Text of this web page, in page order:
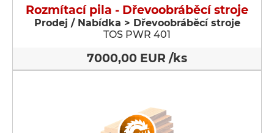
Rozmítací pila - Dřevoobráběcí stroje
Prodej / Nabídka > Dřevoobráběcí stroje
TOS PWR 401
7000,00 EUR /ks